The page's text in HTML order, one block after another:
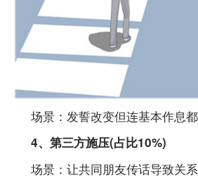
场景：发誓改变但连基本作息都
4、第三方施压(占比10%)
场景：让共同朋友传话导致关